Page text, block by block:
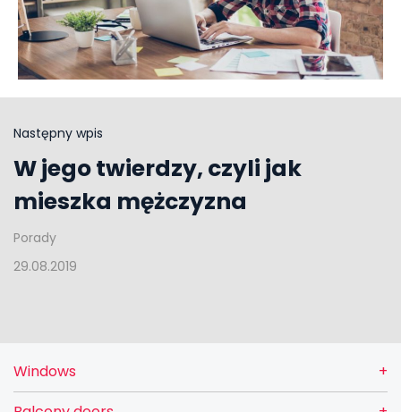
Następny wpis
W jego twierdzy, czyli jak
mieszka mężczyzna
Porady
29.08.2019
Windows